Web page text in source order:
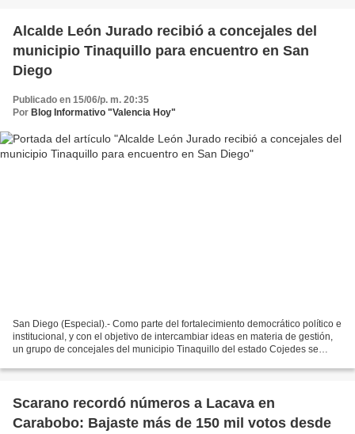
Alcalde León Jurado recibió a concejales del
municipio Tinaquillo para encuentro en San
Diego
Publicado en 15/06/p. m. 20:35
Por Blog Informativo "Valencia Hoy"
San Diego (Especial).- Como parte del fortalecimiento democrático político e
institucional, y con el objetivo de intercambiar ideas en materia de gestión,
un grupo de concejales del municipio Tinaquillo del estado Cojedes se
Scarano recordó números a Lacava en
Carabobo: Bajaste más de 150 mil votos desde